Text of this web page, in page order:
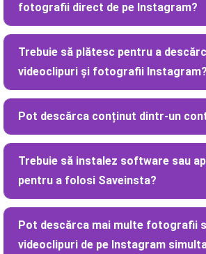
fotografii direct de pe Instagram?
Trebuie să plătesc pentru a
videoclipuri și fotografii Instagram?
Pot descărca conținut dintr-un
Trebuie să instalez software sau
pentru a folosi Saveinsta?
Pot descărca mai multe fotografii
videoclipuri de pe Instagram